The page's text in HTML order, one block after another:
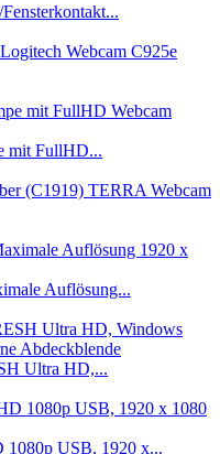
Logitech Webcam C925e
mit FullHD...
TERRA Webcam
Auflösung...
Ultra HD,...
1080p USB, 1920 x...